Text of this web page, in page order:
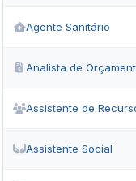
Agente Sanitário
Analista de
Assistente de
Assistente Social